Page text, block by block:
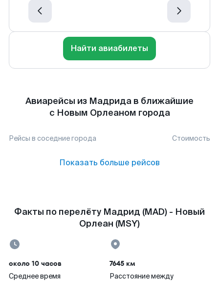
Найти авиабилеты
Авиарейсы из Мадрида в ближайшие
с Новым Орлеаном города
Рейсы в соседние города Стоимость
Показать больше рейсов
Факты по перелёту Мадрид (MAD) - Новый
Орлеан (MSY)
около 10 часов
Среднее время
7645 км
Расстояние между